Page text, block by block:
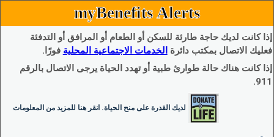
myBenefits Alerts
إذا كانت لديك حاجة طارئة للسكن أو الطعام أو المرافق أو التدفئة
فعليك الاتصال بمكتب دائرة الخدمات الاجتماعية المحلية فورًا.
إذا كانت هناك حالة طوارئ طبية أو تهدد الحياة يرجى الاتصال بالرقم
911.
لديك القدرة على منح الحياة. انقر هنا للمزيد من المعلومات